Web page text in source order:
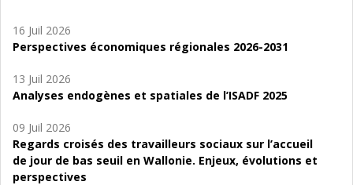
16 Juil 2026
Perspectives économiques régionales 2026-2031
13 Juil 2026
Analyses endogènes et spatiales de l’ISADF 2025
09 Juil 2026
Regards croisés des travailleurs sociaux sur l’accueil
de jour de bas seuil en Wallonie. Enjeux, évolutions et
perspectives